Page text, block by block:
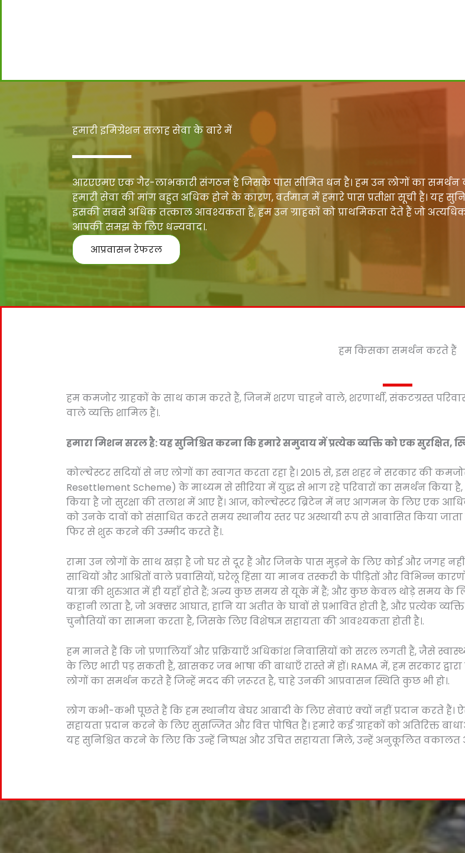
हमारी इमिग्रेशन सलाह सेवा के बारे में
आरएएमए एक गैर-लाभकारी संगठन है जिसके पास सीमित धन है। हम उन लोगों का
हमारी सेवा की मांग बहुत अधिक होने के कारण, वर्तमान में हमारे पास प्रतीक्षा सूची है। यह
इसकी सबसे अधिक तत्काल आवश्यकता है, हम उन ग्राहकों को प्राथमिकता देते हैं जो अत्यधिक
आपकी समझ के लिए धन्यवाद।.
आप्रवासन रेफरल
हम किसका समर्थन करते हैं
हम कमजोर ग्राहकों के साथ काम करते हैं, जिनमें शरण चाहने वाले, शरणार्थी, संकटग्रस्त
वाले व्यक्ति शामिल हैं।.
हमारा मिशन सरल है: यह सुनिश्चित करना कि हमारे समुदाय में प्रत्येक व्यक्ति को एक सुरक्षित,
कोल्चेस्टर सदियों से नए लोगों का स्वागत करता रहा है। 2015 से, इस शहर ने सरकार की
Resettlement Scheme) के माध्यम से सीरिया में युद्ध से भाग रहे परिवारों का समर्थन किया
किया है जो सुरक्षा की तलाश में आए हैं। आज, कोल्चेस्टर ब्रिटेन में नए आगमन के लिए एक
को उनके दावों को संसाधित करते समय स्थानीय स्तर पर अस्थायी रूप से आवासित किया
फिर से शुरू करने की उम्मीद करते हैं।.
रामा उन लोगों के साथ खड़ा है जो घर से दूर हैं और जिनके पास मुड़ने के लिए कोई और जगह नहीं
साथियों और आश्रितों वाले प्रवासियों, घरेलू हिंसा या मानव तस्करी के पीड़ितों और विभिन्न
यात्रा की शुरुआत में ही यहाँ होते हैं; अन्य कुछ समय से यूके में हैं; और कुछ केवल थोड़े समय के
कहानी लाता है, जो अक्सर आघात, हानि या अतीत के घावों से प्रभावित होती है, और प्रत्येक
चुनौतियों का सामना करता है, जिसके लिए विशेषज्ञ सहायता की आवश्यकता होती है।.
हम मानते हैं कि जो प्रणालियाँ और प्रक्रियाएँ अधिकांश निवासियों को सरल लगती हैं, जैसे
के लिए भारी पड़ सकती हैं, खासकर जब भाषा की बाधाएँ रास्ते में हों। RAMA में, हम सरकार
लोगों का समर्थन करते हैं जिन्हें मदद की ज़रूरत है, चाहे उनकी आप्रवासन स्थिति कुछ भी हो।.
लोग कभी-कभी पूछते हैं कि हम स्थानीय बेघर आबादी के लिए सेवाएं क्यों नहीं प्रदान करते हैं।
सहायता प्रदान करने के लिए सुसज्जित और वित्त पोषित हैं। हमारे कई ग्राहकों को अतिरिक्त
यह सुनिश्चित करने के लिए कि उन्हें निष्पक्ष और उचित सहायता मिले, उन्हें अनुकूलित वकालत